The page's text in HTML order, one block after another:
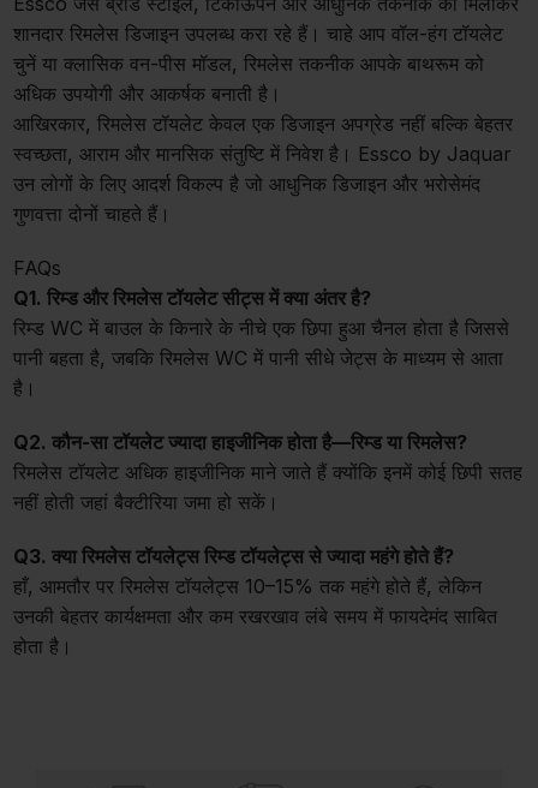
शानदार रिमलेस डिजाइन उपलब्ध करा रहे हैं। चाहे आप वॉल-हंग टॉयलेट
चुनें या क्लासिक वन-पीस मॉडल, रिमलेस तकनीक आपके बाथरूम को
अधिक उपयोगी और आकर्षक बनाती है।
आखिरकार, रिमलेस टॉयलेट केवल एक डिजाइन अपग्रेड नहीं बल्कि बेहतर
स्वच्छता, आराम और मानसिक संतुष्टि में निवेश है। Essco by Jaquar
उन लोगों के लिए आदर्श विकल्प है जो आधुनिक डिजाइन और भरोसेमंद
गुणवत्ता दोनों चाहते हैं।
FAQs
Q1. रिम्ड और रिमलेस टॉयलेट सीट्स में क्या अंतर है?
रिम्ड WC में बाउल के किनारे के नीचे एक छिपा हुआ चैनल होता है जिससे
पानी बहता है, जबकि रिमलेस WC में पानी सीधे जेट्स के माध्यम से आता
है।
Q2. कौन-सा टॉयलेट ज्यादा हाइजीनिक होता है—रिम्ड या रिमलेस?
रिमलेस टॉयलेट अधिक हाइजीनिक माने जाते हैं क्योंकि इनमें कोई छिपी सतह
नहीं होती जहां बैक्टीरिया जमा हो सकें।
Q3. क्या रिमलेस टॉयलेट्स रिम्ड टॉयलेट्स से ज्यादा महंगे होते हैं?
हाँ, आमतौर पर रिमलेस टॉयलेट्स 10–15% तक महंगे होते हैं, लेकिन
उनकी बेहतर कार्यक्षमता और कम रखरखाव लंबे समय में फायदेमंद साबित
होता है।